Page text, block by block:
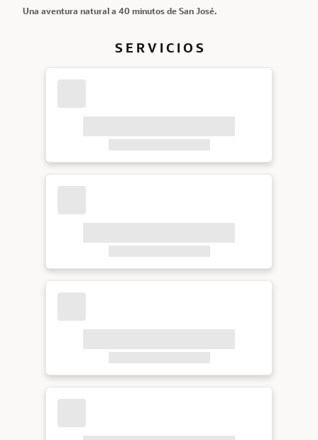
Una aventura natural a 40 minutos de San José.
S E R V I C I O S